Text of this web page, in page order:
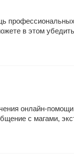
в этом
онлайн-
с магами,